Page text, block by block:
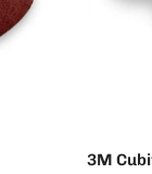
3M